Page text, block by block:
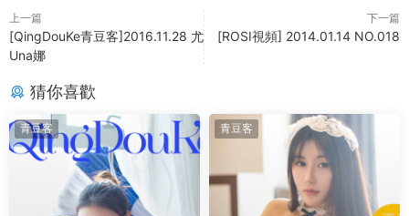
上一篇
[QingDouKe青豆客]2016.11.28 尤
Una娜
下一篇
[ROSI視頻] 2014.01.14 NO.018
猜你喜歡
青豆客 青豆客